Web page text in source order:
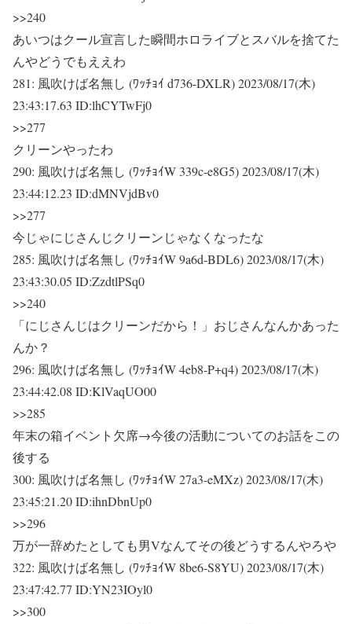
>>240
あいつはクール宣言した瞬間ホロライブとスバルを捨てた
んやどうでもええわ
281: 風吹けば名無し (ﾜｯﾁｮｲ d736-DXLR)2023/08/17(木)
23:43:17.63 ID:lhCYTwFj0
>>277
クリーンやったわ
290: 風吹けば名無し (ﾜｯﾁｮｲW 339c-e8G5)2023/08/17(木)
23:44:12.23 ID:dMNVjdBv0
>>277
今じゃにじさんじクリーンじゃなくなったな
285: 風吹けば名無し (ﾜｯﾁｮｲW 9a6d-BDL6)2023/08/17(木)
23:43:30.05 ID:ZzdtlPSq0
>>240
「にじさんじはクリーンだから！」おじさんなんかあった
んか？
296: 風吹けば名無し (ﾜｯﾁｮｲW 4eb8-P+q4)2023/08/17(木)
23:44:42.08 ID:KlVaqUO00
>>285
年末の箱イベント欠席→今後の活動についてのお話をこの
後する
300: 風吹けば名無し (ﾜｯﾁｮｲW 27a3-eMXz)2023/08/17(木)
23:45:21.20 ID:ihnDbnUp0
>>296
万が一辞めたとしても男Vなんてその後どうするんやろや
322: 風吹けば名無し (ﾜｯﾁｮｲW 8be6-S8YU)2023/08/17(木)
23:47:42.77 ID:YN23IOyl0
>>300